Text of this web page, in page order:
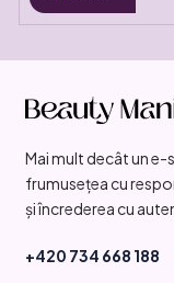
Mai mult decât un
frumusețea cu
și încrederea cu
+420 734 668 188